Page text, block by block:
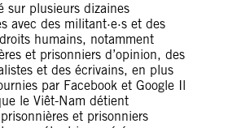
sur plusieurs dizaines
avec des militant·e·s et des
humains, notamment
et prisonniers d’opinion, des
et des écrivains, en plus
par Facebook et Google Il
le Viêt-Nam détient
et prisonniers